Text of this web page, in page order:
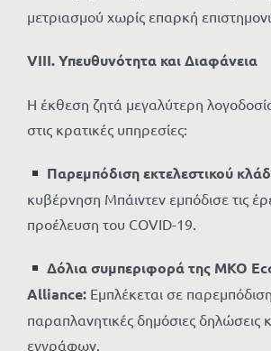
μετριασμού χωρίς επαρκή
VIII. Υπευθυνότητα και Διαφάνεια
Η έκθεση ζητά μεγαλύτερη
στις κρατικές υπηρεσίες:
Παρεμπόδιση εκτελεστικού
κυβέρνηση Μπάιντεν εμπόδισε τις
προέλευση του COVID-19.
Δόλια συμπεριφορά της ΜΚΟ
Alliance: Εμπλέκεται σε
παραπλανητικές δημόσιες δηλώσεις
εγγράφων.